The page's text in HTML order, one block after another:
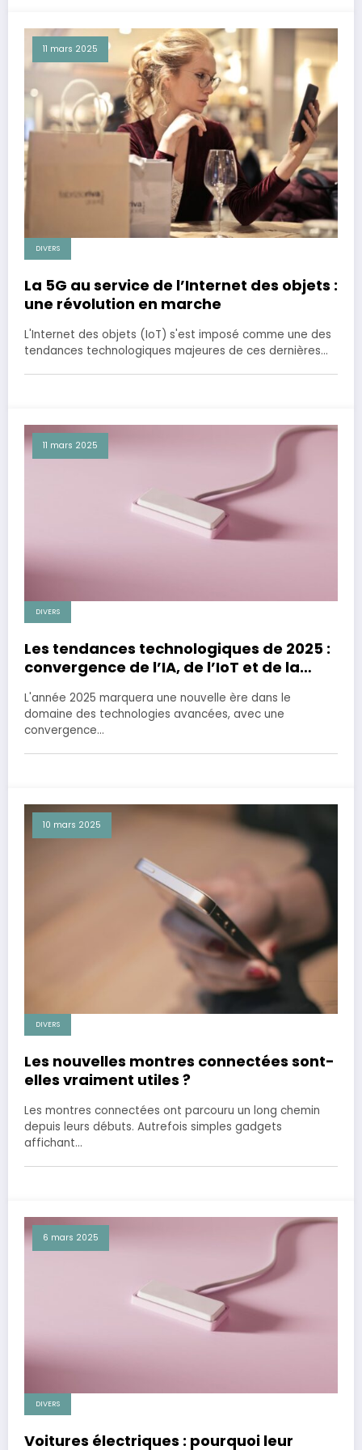
11 mars 2025
DIVERS
La 5G au service de l’Internet des objets :
une révolution en marche
L'Internet des objets (IoT) s'est imposé comme une des
tendances technologiques majeures de ces dernières…
11 mars 2025
DIVERS
Les tendances technologiques de 2025 :
convergence de l’IA, de l’IoT et de la
L'année 2025 marquera une nouvelle ère dans le
domaine des technologies avancées, avec une
convergence…
10 mars 2025
DIVERS
Les nouvelles montres connectées sont-
elles vraiment utiles ?
Les montres connectées ont parcouru un long chemin
depuis leurs débuts. Autrefois simples gadgets
affichant…
6 mars 2025
DIVERS
Voitures électriques : pourquoi leur